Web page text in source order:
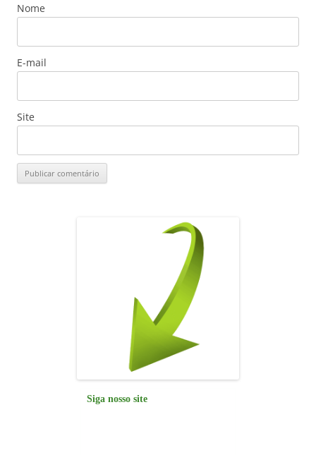
Nome
E-mail
Site
Siga nosso site